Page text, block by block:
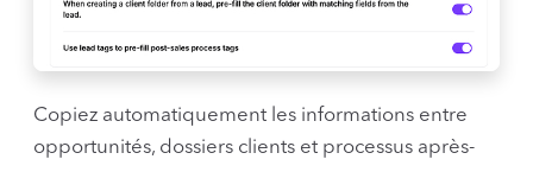
Copiez automatiquement les informations entre
opportunités, dossiers clients et processus après-